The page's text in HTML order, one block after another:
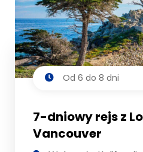
Od 6 do 8 dni
7-dniowy rejs z Los
Vancouver